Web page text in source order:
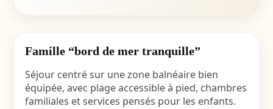
Famille “bord de mer tranquille”
Séjour centré sur une zone balnéaire bien
équipée, avec plage accessible à pied, chambres
familiales et services pensés pour les enfants.